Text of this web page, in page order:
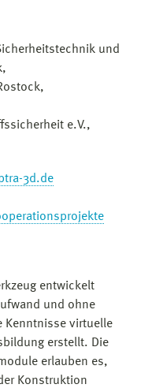
und
e.V.,
3d.de
entwickelt
und ohne
Kenntnisse virtuelle
erstellt. Die
erlauben es,
Konstruktion